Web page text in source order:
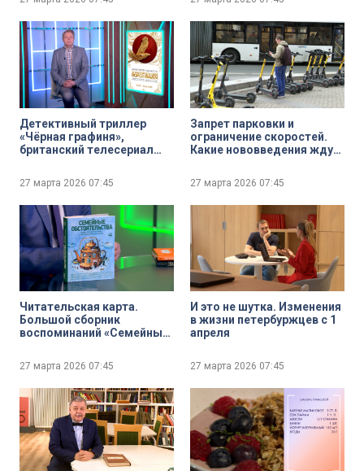
тазобедренных суставов
Детективный триллер
«Чёрная графиня»,
британский телесериал
«Сорвиголова:
Лучшие сериальные
релизы этой недели
27 марта 2026 07:45
Запрет парковки и
ограничение скоростей.
Какие нововведения ждут
27 марта 2026 07:45
Читательская карта.
Большой сборник
воспоминаний «Семейные
живого классика
Джулиана Барнса
«Исход(ы)» и
исследование
преподобного Монтегю
Саммерса «Вампиры в
верованиях и легендах»
27 марта 2026 07:45
И это не шутка. Изменения
в жизни петербуржцев с 1
апреля
27 марта 2026 07:45